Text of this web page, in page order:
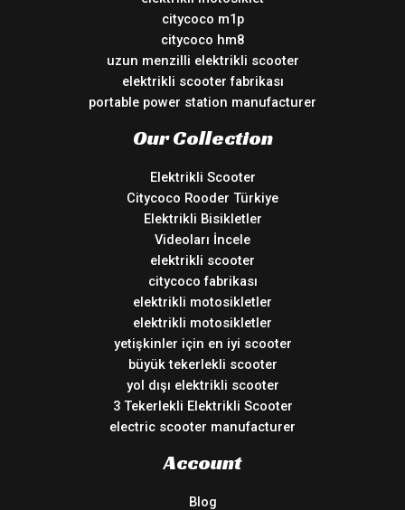
citycoco m1p
citycoco hm8
uzun menzilli elektrikli scooter
elektrikli scooter fabrikası
portable power station manufacturer
Our Collection
Elektrikli Scooter
Citycoco Rooder Türkiye
Elektrikli Bisikletler
Videoları İncele
elektrikli scooter
citycoco fabrikası
elektrikli motosikletler
elektrikli motosikletler
yetişkinler için en iyi scooter
büyük tekerlekli scooter
yol dışı elektrikli scooter
3 Tekerlekli Elektrikli Scooter
electric scooter manufacturer
Account
Blog